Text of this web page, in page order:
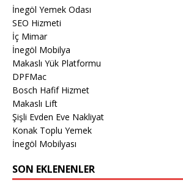
İnegöl Yemek Odası
SEO Hizmeti
İç Mimar
İnegöl Mobilya
Makaslı Yük Platformu
DPFMac
Bosch Hafif Hizmet
Makaslı Lift
Şişli Evden Eve Nakliyat
Konak Toplu Yemek
İnegöl Mobilyası
SON EKLENENLER